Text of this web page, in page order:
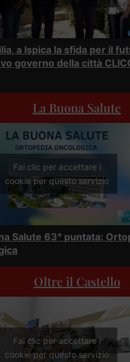
a Ispica la sfida per il
governo della città
La Buona Salute
Fai clic per accettare i
cookie per questo servizio
Salute 63° puntata:
Oltre il Castello
Fai clic per accettare i
cookie per questo servizio